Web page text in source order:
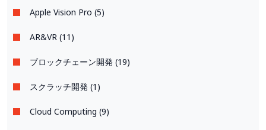
Apple Vision Pro (5)
AR&VR (11)
ブロックチェーン開発 (19)
スクラッチ開発 (1)
Cloud Computing (9)